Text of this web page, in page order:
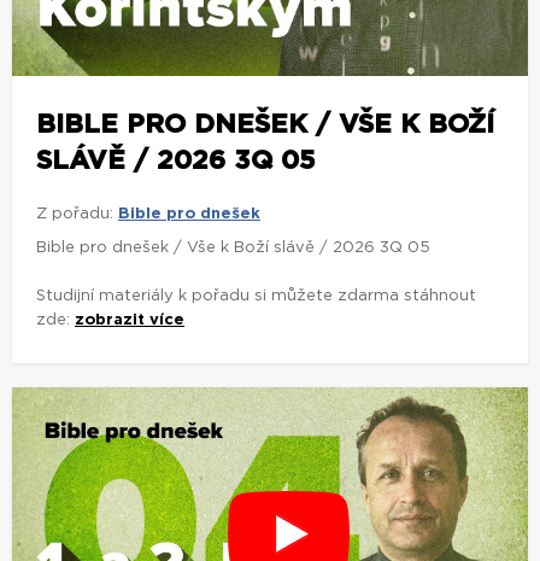
BIBLE PRO DNEŠEK / VŠE K BOŽÍ
SLÁVĚ / 2026 3Q 05
Z pořadu: Bible pro dnešek
Bible pro dnešek / Vše k Boží slávě / 2026 3Q 05
Studijní materiály k pořadu si můžete zdarma stáhnout
zde: zobrazit více